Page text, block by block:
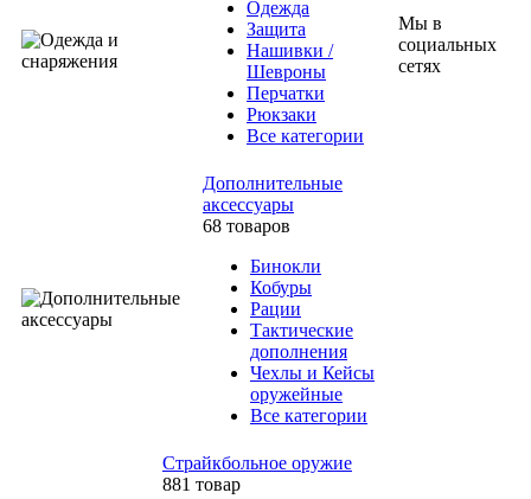
Одежда
Защита
Нашивки /
Шевроны
Перчатки
Рюкзаки
Все категории
Дополнительные
аксессуары
68 товаров
Бинокли
Кобуры
Рации
Тактические
дополнения
Чехлы и Кейсы
оружейные
Все категории
Страйкбольное оружие
881 товар
Мы в
социальных
сетях